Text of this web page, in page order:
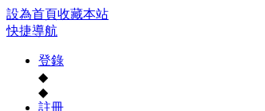
設為首頁收藏本站
快捷導航
登錄
◆
◆
註冊